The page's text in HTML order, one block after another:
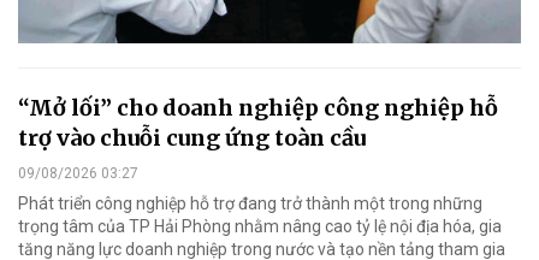
“Mở lối” cho doanh nghiệp công nghiệp hỗ
trợ vào chuỗi cung ứng toàn cầu
09/08/2026 03:27
Phát triển công nghiệp hỗ trợ đang trở thành một trong những
trọng tâm của TP Hải Phòng nhằm nâng cao tỷ lệ nội địa hóa, gia
tăng năng lực doanh nghiệp trong nước và tạo nền tảng tham gia